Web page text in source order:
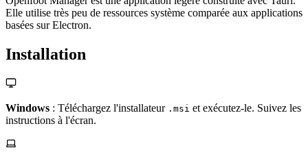
Elle utilise très peu de ressources système comparée aux applications
basées sur Electron.
Installation
Windows : Téléchargez l'installateur .msi et exécutez-le. Suivez les
instructions à l'écran.